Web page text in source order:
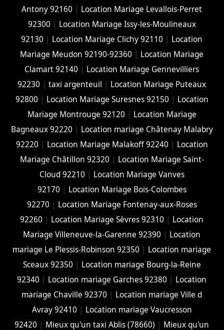
Antony 92160 | Location Mariage Levallois-Perret
92300 | Location Mariage Issy-les-Moulineaux
92130 | Location Mariage Clichy 92110 | Location
Mariage Meudon 92190-92360 | Location Mariage
Clamart 92140 | Location Mariage Gennevilliers
92230 |taxi argenteuil | Location Mariage Puteaux
92800 | Location Mariage Suresnes 92150 | Location
Mariage Montrouge 92120 | Location Mariage
Bagneaux 92220 | Location mariage Châtenay Malabry
92220 | Location Mariage Malakoff 92240 | Location
Mariage Châtillon 92320 | Location Mariage Saint-
Cloud 92210 | Location Mariage Vanves
92170 | Location Mariage Bois-Colombes
92270 | Location Mariage Fontenay-aux-Roses
92260 | Location Mariage Sèvres 92310 | Location
Mariage Villeneuve-la-Garenne 92390 | Location
mariage Le Plessis-Robinson 92350 | Location mariage
Sceaux 92350 | Location mariage Bourg-la-Reine
92340 | Location mariage Garches 92380 | Location
mariage Chaville 92370 | Location mariage Ville d
Avray 92410 | Location mariage Vaucresson
92420 | Mieux qu'un taxi Ablis (78660) | Mieux qu'un